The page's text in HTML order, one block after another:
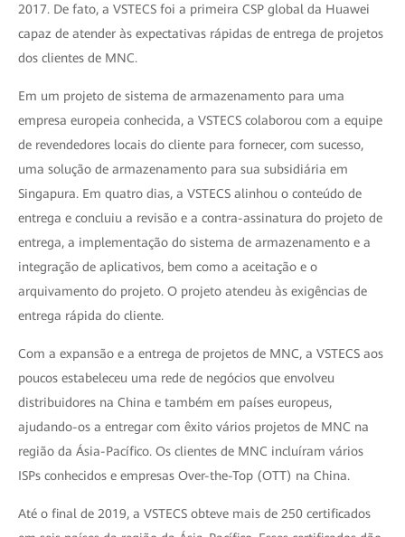
2017. De fato, a VSTECS foi a primeira CSP global da Huawei
capaz de atender às expectativas rápidas de entrega de projetos
dos clientes de MNC.
Em um projeto de sistema de armazenamento para uma
empresa europeia conhecida, a VSTECS colaborou com a equipe
de revendedores locais do cliente para fornecer, com sucesso,
uma solução de armazenamento para sua subsidiária em
Singapura. Em quatro dias, a VSTECS alinhou o conteúdo de
entrega e concluiu a revisão e a contra-assinatura do projeto de
entrega, a implementação do sistema de armazenamento e a
integração de aplicativos, bem como a aceitação e o
arquivamento do projeto. O projeto atendeu às exigências de
entrega rápida do cliente.
Com a expansão e a entrega de projetos de MNC, a VSTECS aos
poucos estabeleceu uma rede de negócios que envolveu
distribuidores na China e também em países europeus,
ajudando-os a entregar com êxito vários projetos de MNC na
região da Ásia-Pacífico. Os clientes de MNC incluíram vários
ISPs conhecidos e empresas Over-the-Top (OTT) na China.
Até o final de 2019, a VSTECS obteve mais de 250 certificados